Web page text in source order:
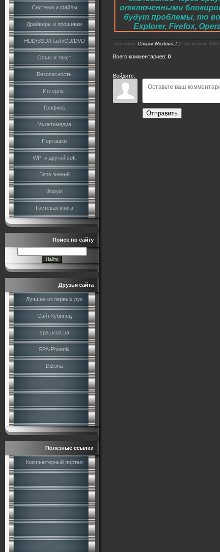
Система и файлы
Драйверы и прошивки
HDD/SSD/Flash/CD/DVD
Офис и текст
Безопасность
Интернет
Графика
Мультимедиа
Порташки
WPI и другой soft
База знаний
Форум
Гостевая книга
Поиск по сайту
Друзья сайта
Лучшее из первых рук
Сайт Кубинец
spa.ucoz.ua
SPA-Phoenix
DiZona
Полезные ссылки
Компьютерный портал
отключенными
будут проблемы, то
Explorer, Firefox,
Категория : Сборки Windows 7 Просмотров : 1335
Всего комментариев: 0
Войдите:
Отправить